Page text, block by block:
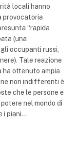
locali hanno
provocatoria
“rapida
(una
occupanti russi,
Tale reazione
ha ottenuto ampia
non indifferenti è
che le persone e
nel mondo di
i piani…